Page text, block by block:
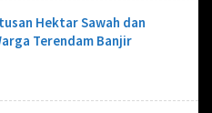
Hektar Sawah dan
Terendam Banjir